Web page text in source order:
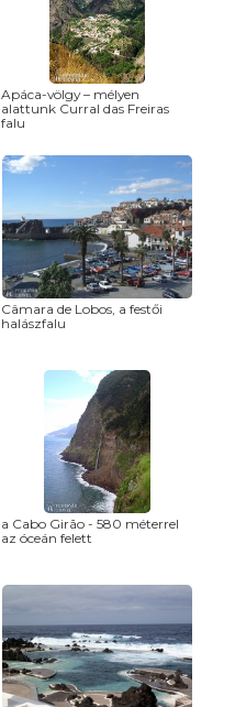
Apáca-völgy – mélyen
alattunk Curral das Freiras
falu
Câmara de Lobos, a festői
halászfalu
a Cabo Girão - 580 méterrel
az óceán felett